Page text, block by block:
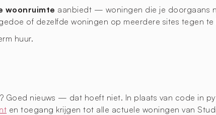
woonruimte aanbiedt — woningen die je doorgaans
of dezelfde woningen op meerdere sites tegen te
huur.
Goed nieuws — dat hoeft niet. In plaats van code in
en toegang krijgen tot alle actuele woningen van